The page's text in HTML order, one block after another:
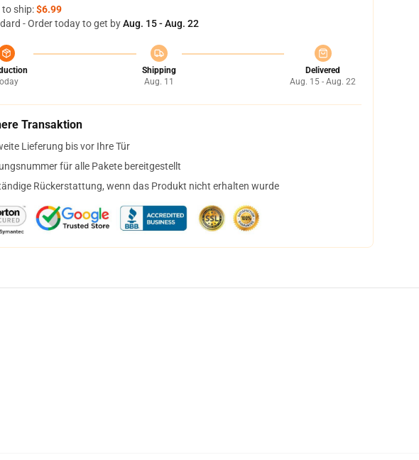
to ship:$6.99
- Order today to get byAug. 15 - Aug. 22
Shipping
Aug. 11
Delivered
Aug. 15 - Aug. 22
Transaktion
Lieferung bis vor Ihre Tür
für alle Pakete bereitgestellt
Rückerstattung, wenn das Produkt nicht erhalten wurde